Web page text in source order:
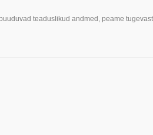
teaduslikud andmed, peame